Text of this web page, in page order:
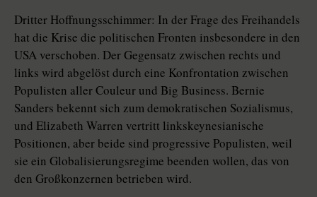
Dritter Hoffnungsschimmer: In der Frage des Freihandels
hat die Krise die politischen Fronten insbesondere in den
USA verschoben. Der Gegensatz zwischen rechts und
links wird abgelöst durch eine Konfrontation zwischen
Populisten aller Couleur und Big Business. Bernie
Sanders bekennt sich zum demokratischen Sozialismus,
und Eli­zabeth Warren vertritt linkskeynesianische
Positionen, aber beide sind progressive Populisten, weil
sie ein Globalisierungsregime beenden ­wollen, das von
den Großkonzernen betrieben wird.